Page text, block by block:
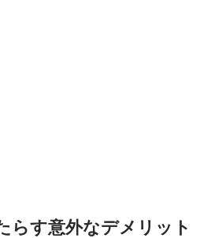
らす意外なデメリット